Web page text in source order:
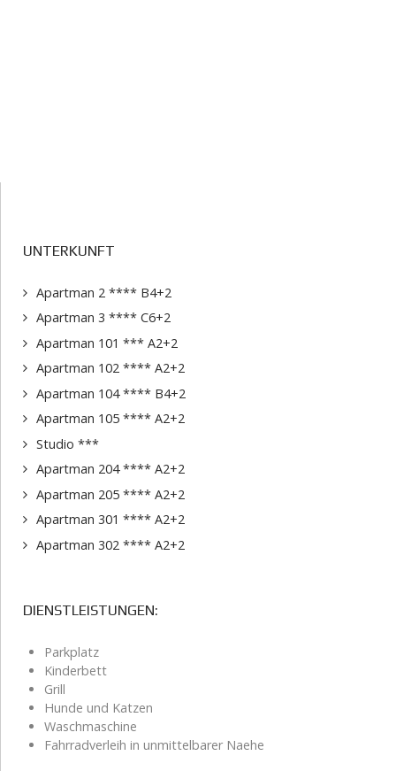
UNTERKUNFT
Apartman 2 **** B4+2
Apartman 3 **** C6+2
Apartman 101 *** A2+2
Apartman 102 **** A2+2
Apartman 104 **** B4+2
Apartman 105 **** A2+2
Studio ***
Apartman 204 **** A2+2
Apartman 205 **** A2+2
Apartman 301 **** A2+2
Apartman 302 **** A2+2
DIENSTLEISTUNGEN:
Parkplatz
Kinderbett
Grill
Hunde und Katzen
Waschmaschine
Fahrradverleih in unmittelbarer Naehe